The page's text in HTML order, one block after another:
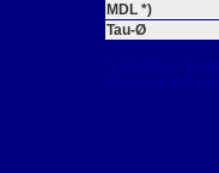
MDL *)
Tau-Ø
*) Maximale
Maximale